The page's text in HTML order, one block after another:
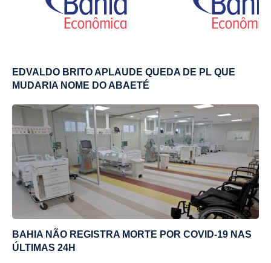
EDVALDO BRITO APLAUDE QUEDA DE PL QUE
MUDARIA NOME DO ABAETÉ
BAHIA NÃO REGISTRA MORTE POR COVID-19 NAS
ÚLTIMAS 24H